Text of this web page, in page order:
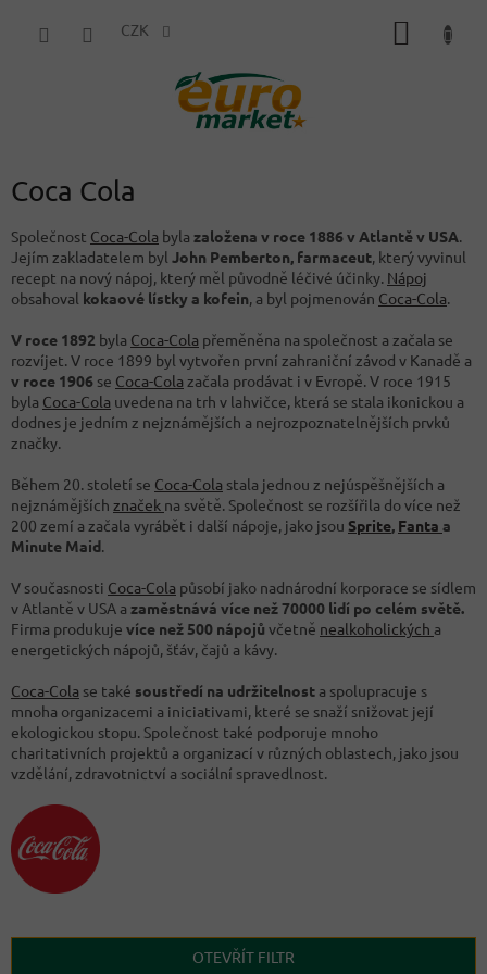
CZK
Coca Cola
Společnost Coca-Cola byla založena v roce 1886 v Atlantě v USA.
Jejím zakladatelem byl John Pemberton, farmaceut, který vyvinul
recept na nový nápoj, který měl původně léčivé účinky. Nápoj
obsahoval kokaové lístky a kofein, a byl pojmenován Coca-Cola.
V roce 1892 byla Coca-Cola přeměněna na společnost a začala se
rozvíjet. V roce 1899 byl vytvořen první zahraniční závod v Kanadě a
v roce 1906 se Coca-Cola začala prodávat i v Evropě. V roce 1915
byla Coca-Cola uvedena na trh v lahvičce, která se stala ikonickou a
dodnes je jedním z nejznámějších a nejrozpoznatelnějších prvků
značky.
Během 20. století se Coca-Cola stala jednou z nejúspěšnějších a
nejznámějších značek na světě. Společnost se rozšířila do více než
200 zemí a začala vyrábět i další nápoje, jako jsou Sprite, Fanta a
Minute Maid.
V současnosti Coca-Cola působí jako nadnárodní korporace se sídlem
v Atlantě v USA a zaměstnává více než 70000 lidí po celém světě.
Firma produkuje více než 500 nápojů včetně nealkoholických a
energetických nápojů, šťáv, čajů a kávy.
Coca-Cola se také soustředí na udržitelnost a spolupracuje s
mnoha organizacemi a iniciativami, které se snaží snižovat její
ekologickou stopu. Společnost také podporuje mnoho
charitativních projektů a organizací v různých oblastech, jako jsou
vzdělání, zdravotnictví a sociální spravedlnost.
OTEVŘÍT FILTR